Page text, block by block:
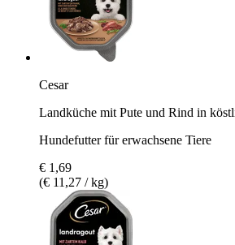
Cesar
Landküche mit Pute und Rind in
Hundefutter für erwachsene Tiere
€ 1,69
(€ 11,27 / kg)